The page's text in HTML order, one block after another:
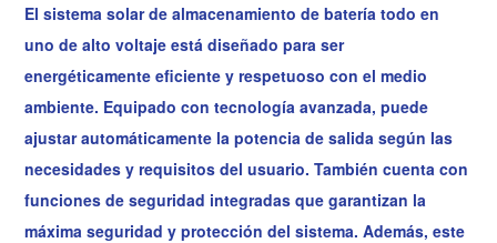
El sistema solar de almacenamiento de batería todo en
uno de alto voltaje está diseñado para ser
energéticamente eficiente y respetuoso con el medio
ambiente. Equipado con tecnología avanzada, puede
ajustar automáticamente la potencia de salida según las
necesidades y requisitos del usuario. También cuenta con
funciones de seguridad integradas que garantizan la
máxima seguridad y protección del sistema. Además, este